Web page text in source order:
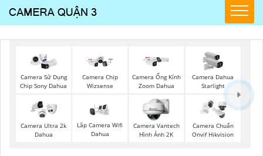
Camera Sử Dụng
Chip Sony Dahua
Camera Chip
Wizsense
Camera Ống Kính
Zoom Dahua
Camera Dahua
Starlight
Camera Ultra 2k
Dahua
Lắp Camera Wifi
Dahua
Camera Vantech
Hình Ảnh 2K
Camera Chuẩn
Onvif Hikvision